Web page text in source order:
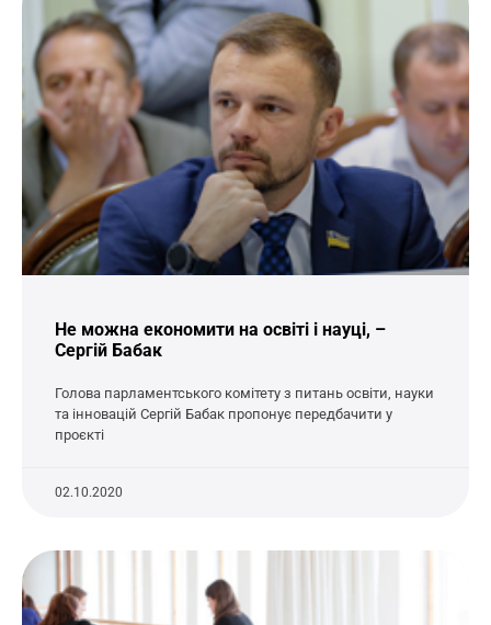
Не можна економити на освіті і науці, –
Сергій Бабак
Голова парламентського комітету з питань освіти, науки
та інновацій Сергій Бабак пропонує передбачити у
проєкті
02.10.2020